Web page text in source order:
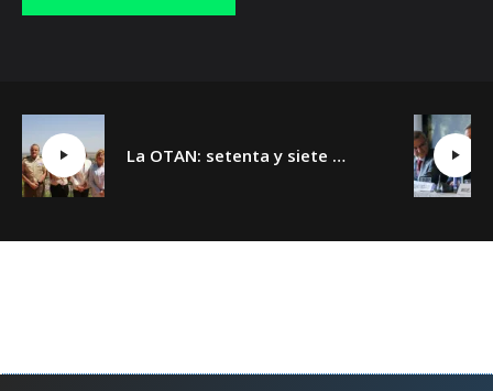
La OTAN: setenta y siete años y un día